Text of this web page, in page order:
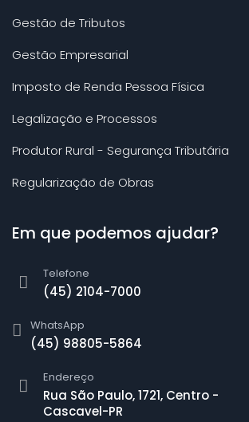
Gestão de Tributos
Gestão Empresarial
Imposto de Renda Pessoa Física
Legalização e Processos
Produtor Rural - Segurança Tributária
Regularização de Obras
Em que podemos ajudar?
Telefone
(45) 2104-7000
WhatsApp
(45) 98805-5864
Endereço
Rua São Paulo, 1721, Centro -
Cascavel-PR